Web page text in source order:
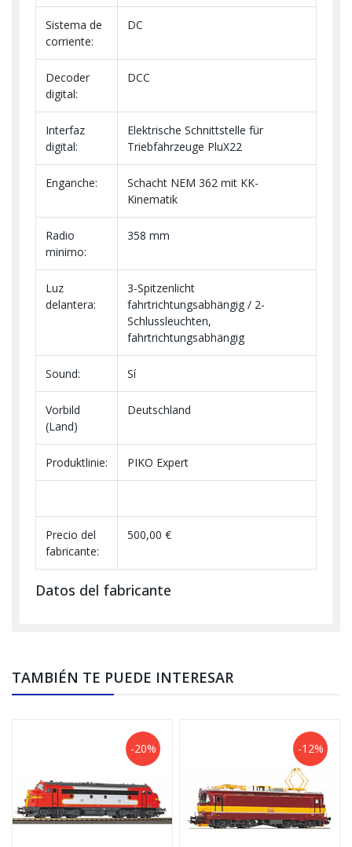
Sistema de
corriente:
DC
Decoder
digital:
DCC
Interfaz
digital:
Elektrische Schnittstelle für
Triebfahrzeuge PluX22
Enganche:
Schacht NEM 362 mit KK-
Kinematik
Radio
minimo:
358 mm
Luz
delantera:
3-Spitzenlicht
fahrtrichtungsabhängig / 2-
Schlussleuchten,
fahrtrichtungsabhängig
Sound: Sí
Vorbild
(Land)
Deutschland
Produktlinie: PIKO Expert
Precio del
fabricante:
500,00 €
Datos del fabricante
TAMBIÉN TE PUEDE INTERESAR
-20% -12%